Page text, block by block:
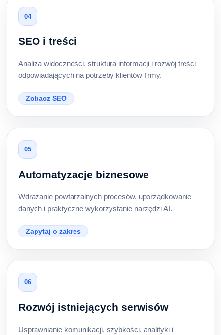
04
SEO i treści
Analiza widoczności, struktura informacji i rozwój treści
odpowiadających na potrzeby klientów firmy.
Zobacz SEO
05
Automatyzacje biznesowe
Wdrażanie powtarzalnych procesów, uporządkowanie
danych i praktyczne wykorzystanie narzędzi AI.
Zapytaj o zakres
06
Rozwój istniejących serwisów
Usprawnianie komunikacji, szybkości, analityki i